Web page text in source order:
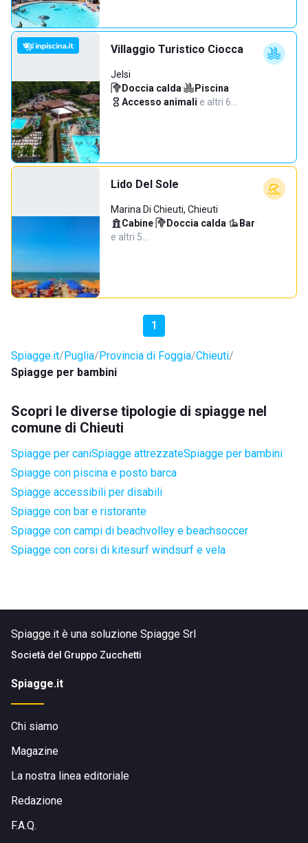
Villaggio Turistico Ciocca
Jelsi
Doccia calda· Piscina·
Accesso animali·e altri 6…
Lido Del Sole
Marina Di Chieuti, Chieuti
Cabine· Doccia calda· Bar·
e altri 5…
1
Spiagge.it Puglia Provincia di Foggia Chieuti
Spiagge per bambini
Scopri le diverse tipologie di spiagge nel
comune di Chieuti
Spiagge per caniSpiagge attrezzateSpiagge per bambini
Spiagge con piscina e posto barca
Spiagge accessibili per disabili
Spiagge con bar e ristorante
Spiagge con campi di beachvolley e beachsoccer
Spiagge con corsi di kitesurf windsurf e vela
Spiagge.it è una soluzione Spiagge Srl
Società del Gruppo Zucchetti
Spiagge.it
Chi siamo
Magazine
La nostra linea editoriale
Redazione
F.A.Q.